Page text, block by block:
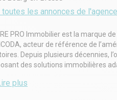
toutes les annonces de l'agence
PRO Immobilier est la marque
acteur de référence de
Depuis plusieurs décennies,
des solutions immobilières
démarche repose sur une
plus